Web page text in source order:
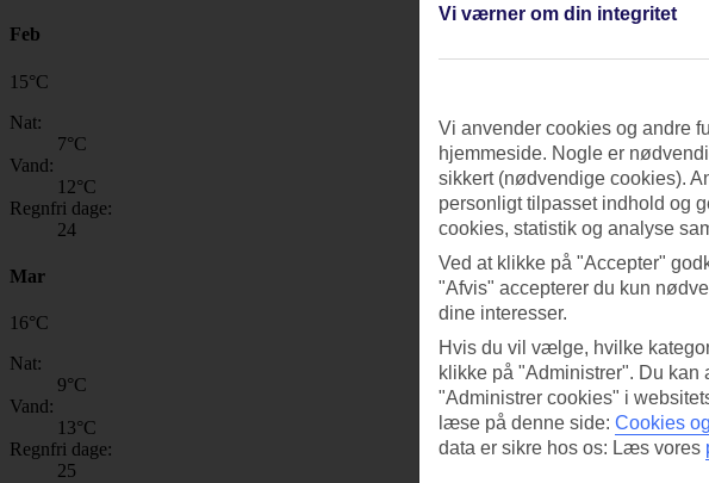
Feb
15°C
Nat:
7°C
Vand:
12°C
Regnfri dage:
24
Mar
16°C
Nat:
9°C
Vand:
13°C
Regnfri dage:
25
Vi værner om din integritet
Vi anvender cookies og andre
hjemmeside. Nogle er
sikkert (nødvendige cookies).
personligt tilpasset indhold og
cookies, statistik og analyse
Ved at klikke på "Accepter"
"Afvis" accepterer du kun
dine interesser.
Hvis du vil vælge, hvilke
klikke på "Administrer". Du
"Administrer cookies" i
læse på denne side: Cookies
data er sikre hos os: Læs vores